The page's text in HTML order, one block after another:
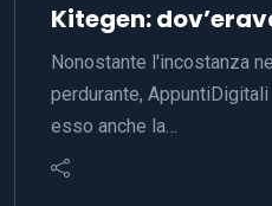
Kitegen:
Nonostante l'incostanza
perdurante,
esso anche la…